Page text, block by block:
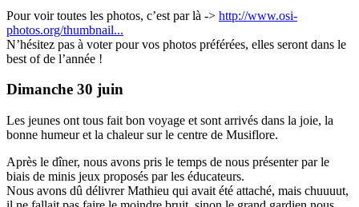
Pour voir toutes les photos, c’est par là -> http://www.osi-
photos.org/thumbnail...
N’hésitez pas à voter pour vos photos préférées, elles seront dans le
best of de l’année !
Dimanche 30 juin
Les jeunes ont tous fait bon voyage et sont arrivés dans la joie, la
bonne humeur et la chaleur sur le centre de Musiflore.
Après le dîner, nous avons pris le temps de nous présenter par le
biais de minis jeux proposés par les éducateurs.
Nous avons dû délivrer Mathieu qui avait été attaché, mais chuuuut,